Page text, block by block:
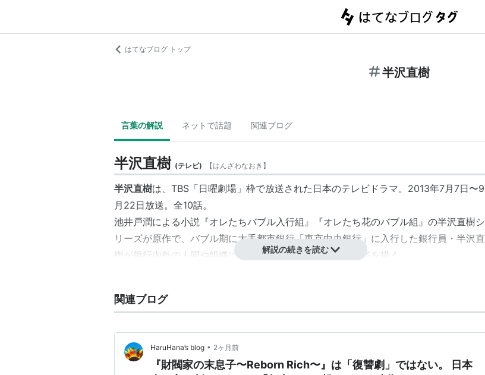
はてなブログ トップ
半沢直樹
言葉の解説 ネットで話題 関連ブログ
半沢直樹 (テレビ) 【はんざわなおき 】
半沢直樹は、TBS「日曜劇場 」枠で放送された日本のテレビドラマ。2013年7月7日〜9
月22日放送。全10話。
池井戸潤による小説『オレたちバブル入行組 』『オレたち花のバブル組 』の半沢直樹シ
リーズが原作で、バブル期に大手都市銀行「東京中央銀行」に入行した銀行員・ 半沢直
樹 が銀行内外の人間や組織による数々の圧力や逆境と戦う姿を描く。
半沢直樹：堺雅人
渡真利忍：及川光博
黒崎駿一：片岡愛之助
解説の続きを読む
関連ブログ
HaruHana’s blog • 2ヶ月前
『財閥家の末息子〜Reborn Rich〜』は「復讐劇」ではない。 日本